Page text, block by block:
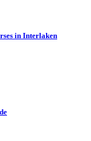
in Interlaken